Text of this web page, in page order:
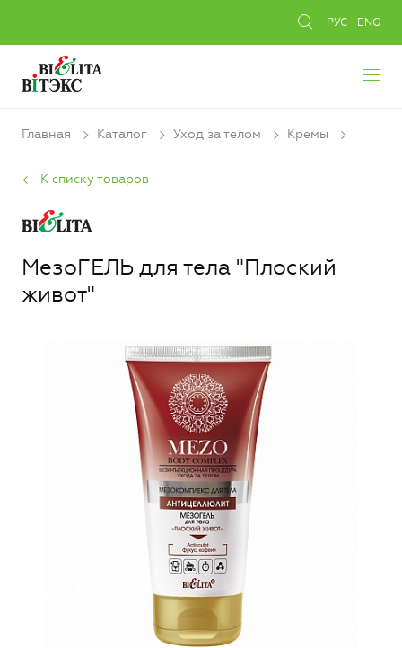
РУС ENG
Главная Каталог Уход за телом Кремы
К списку товаров
МезоГЕЛЬ для тела "Плоский
живот"